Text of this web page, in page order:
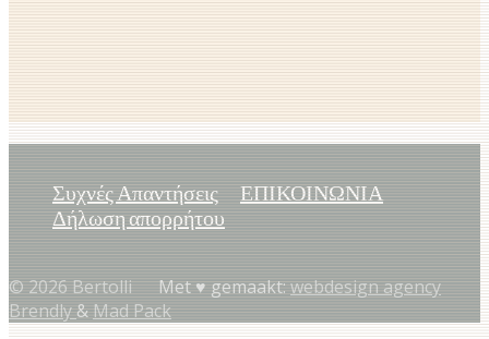
Συχνές Απαντήσεις
ΕΠΙΚΟΙΝΩΝΙΑ
Δήλωση απορρήτου
© 2026 Bertolli Met ♥︎ gemaakt:webdesign agency
Brendly&Mad Pack